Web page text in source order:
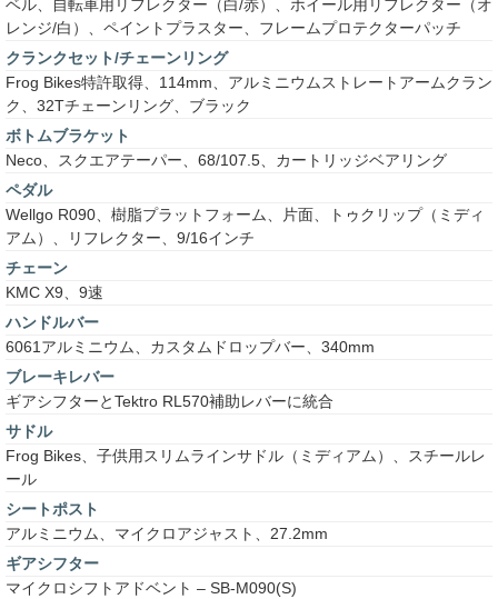
ベル、自転車用リフレクター（白/赤）、ホイール用リフレクター（オ
レンジ/白）、ペイントプラスター、フレームプロテクターパッチ
クランクセット/チェーンリング
Frog Bikes特許取得、114mm、アルミニウムストレートアームクラン
ク、32Tチェーンリング、ブラック
ボトムブラケット
Neco、スクエアテーパー、68/107.5、カートリッジベアリング
ペダル
Wellgo R090、樹脂プラットフォーム、片面、トゥクリップ（ミディ
アム）、リフレクター、9/16インチ
チェーン
KMC X9、9速
ハンドルバー
6061アルミニウム、カスタムドロップバー、340mm
ブレーキレバー
ギアシフターとTektro RL570補助レバーに統合
サドル
Frog Bikes、子供用スリムラインサドル（ミディアム）、スチールレ
ール
シートポスト
アルミニウム、マイクロアジャスト、27.2mm
ギアシフター
マイクロシフトアドベント – SB-M090(S)